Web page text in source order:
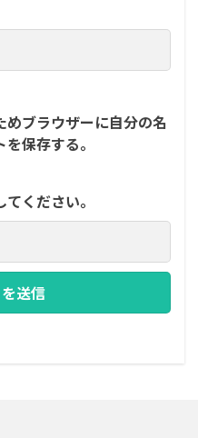
ブラウザーに自分の名
保存する。
ください。